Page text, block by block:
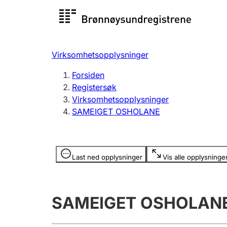
Registersøk
Registrere, endre, slette
Virksomhetsopplysninger
Forsiden
Registersøk
Virksomhetsopplysninger
SAMEIGET OSHOLANE
Last ned opplysninger Vis alle
Opplysninger er skjult
SAMEIGET